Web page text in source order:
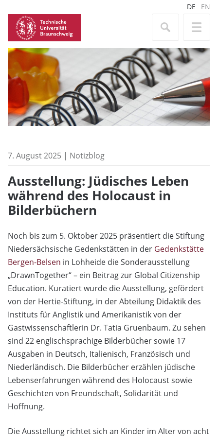
DE EN
7. August 2025 | Notizblog
Ausstellung: Jüdisches Leben
während des Holocaust in
Bilderbüchern
Noch bis zum 5. Oktober 2025 präsentiert die Stiftung
Niedersächsische Gedenkstätten in der Gedenkstätte
Bergen-Belsen in Lohheide die Sonderausstellung
„DrawnTogether“ – ein Beitrag zur Global Citizenship
Education. Kuratiert wurde die Ausstellung, gefördert
von der Hertie-Stiftung, in der Abteilung Didaktik des
Instituts für Anglistik und Amerikanistik von der
Gastwissenschaftlerin Dr. Tatia Gruenbaum. Zu sehen
sind 22 englischsprachige Bilderbücher sowie 17
Ausgaben in Deutsch, Italienisch, Französisch und
Niederländisch. Die Bilderbücher erzählen jüdische
Lebenserfahrungen während des Holocaust sowie
Geschichten von Freundschaft, Solidarität und
Hoffnung.
Die Ausstellung richtet sich an Kinder im Alter von acht